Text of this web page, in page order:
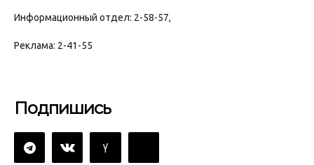
Информационный отдел: 2-58-57,
Реклама: 2-41-55
Подпишись